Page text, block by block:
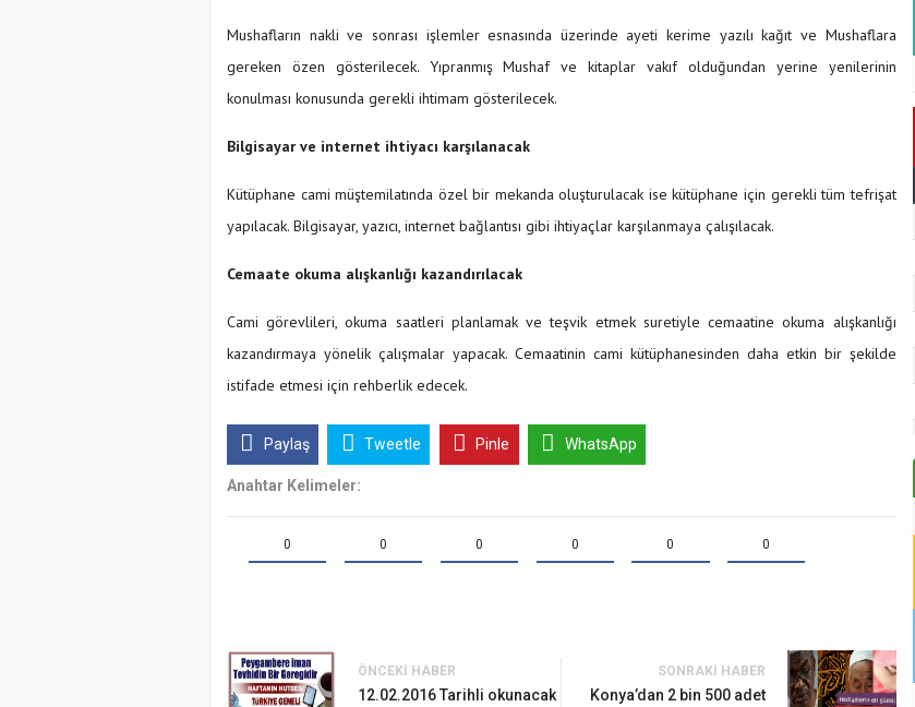
Mushafların nakli ve sonrası işlemler esnasında üzerinde ayeti kerime yazılı kağıt ve Mushaflara
gereken özen gösterilecek. Yıpranmış Mushaf ve kitaplar vakıf olduğundan yerine yenilerinin
konulması konusunda gerekli ihtimam gösterilecek.
Bilgisayar ve internet ihtiyacı karşılanacak
Kütüphane cami müştemilatında özel bir mekanda oluşturulacak ise kütüphane için gerekli tüm tefrişat
yapılacak. Bilgisayar, yazıcı, internet bağlantısı gibi ihtiyaçlar karşılanmaya çalışılacak.
Cemaate okuma alışkanlığı kazandırılacak
Cami görevlileri, okuma saatleri planlamak ve teşvik etmek suretiyle cemaatine okuma alışkanlığı
kazandırmaya yönelik çalışmalar yapacak. Cemaatinin cami kütüphanesinden daha etkin bir şekilde
istifade etmesi için rehberlik edecek.
Paylaş Tweetle Pinle WhatsApp
Anahtar Kelimeler:
0 0 0 0 0 0
ÖNCEKI HABER
12.02.2016 Tarihli okunacak
SONRAKI HABER
Konya’dan 2 bin 500 adet